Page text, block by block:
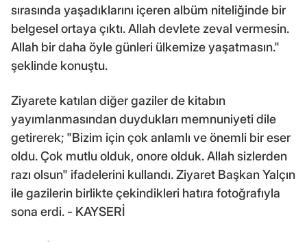
sırasında yaşadıklarını içeren albüm niteliğinde bir
belgesel ortaya çıktı. Allah devlete zeval vermesin.
Allah bir daha öyle günleri ülkemize yaşatmasın."
şeklinde konuştu.
Ziyarete katılan diğer gaziler de kitabın
yayımlanmasından duydukları memnuniyeti dile
getirerek; "Bizim için çok anlamlı ve önemli bir eser
oldu. Çok mutlu olduk, onore olduk. Allah sizlerden
razı olsun" ifadelerini kullandı. Ziyaret Başkan Yalçın
ile gazilerin birlikte çekindikleri hatıra fotoğrafıyla
sona erdi. - KAYSERİ